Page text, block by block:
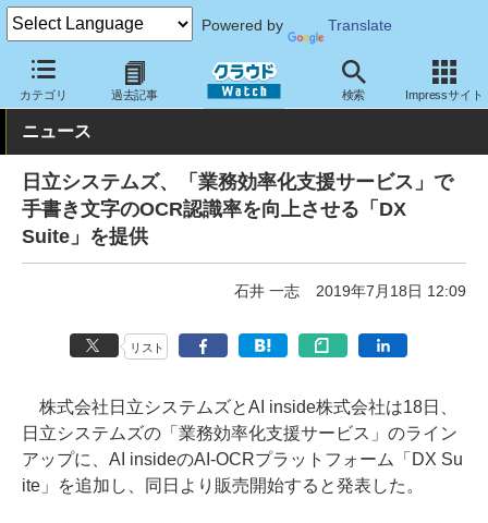
Powered by Translate
カテゴリ 過去記事 検索 Impressサイト
クラウド Watch トピック 協業・提携 国内
ニュース
日立システムズ、「業務効率化支援サービス」で
手書き文字のOCR認識率を向上させる「DX
Suite」を提供
石井 一志 2019年7月18日 12:09
リスト
株式会社日立システムズとAI inside株式会社は18日、
日立システムズの「業務効率化支援サービス」のライン
アップに、AI insideのAI-OCRプラットフォーム「DX Su
ite」を追加し、同日より販売開始すると発表した。